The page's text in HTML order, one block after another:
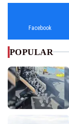
Facebook
POPULAR